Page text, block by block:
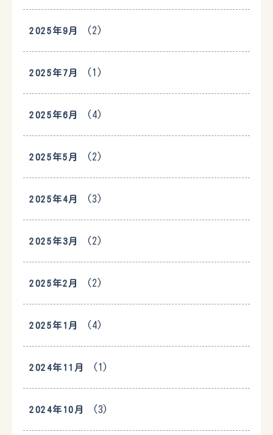
2025年9月 (2)
2025年7月 (1)
2025年6月 (4)
2025年5月 (2)
2025年4月 (3)
2025年3月 (2)
2025年2月 (2)
2025年1月 (4)
2024年11月 (1)
2024年10月 (3)